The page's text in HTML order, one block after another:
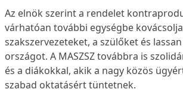
Az elnök szerint a rendelet
várhatóan további egységbe
szakszervezeteket, a szülőket és
országot. A MASZSZ továbbra is
és a diákokkal, akik a nagy közös
szabad oktatásért tüntetnek.